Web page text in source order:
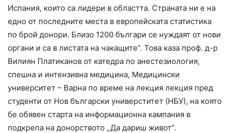
Испания, които са лидери в областта. Страната ни е на
едно от последните места в европейската статистика
по брой донори. Близо 1200 българи се нуждаят от нови
органи и са в листата на чакащите“. Това каза проф. д-р
Вилиян Платиканов от катедра по анестезиология,
спешна и интензивна медицина, Медицински
университет – Варна по време на лекция лекция пред
студенти от Нов български универститет (НБУ), на която
бе обявен старта на информационна кампания в
подкрепа на донорството „Да дариш живот“.